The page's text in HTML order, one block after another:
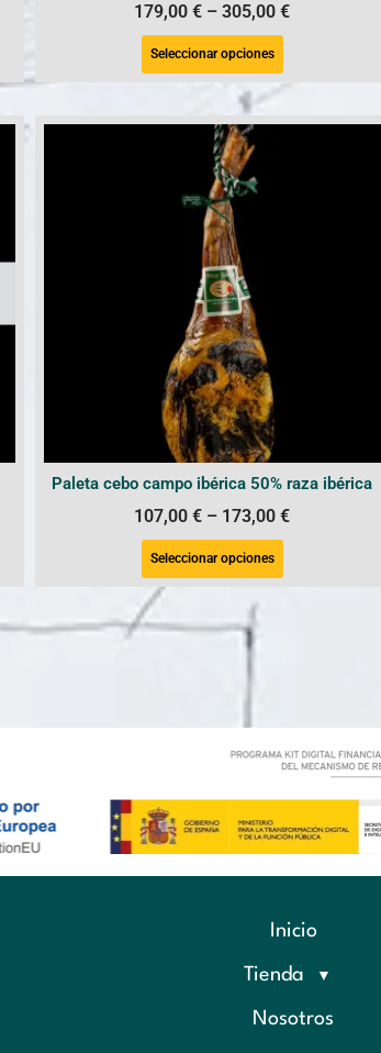
179,00€ –305,00€
Seleccionar opciones
Paleta cebo campo ibérica 50% raza ibérica
107,00€ – 173,00€
Seleccionar opciones
Inicio
Tienda
Nosotros